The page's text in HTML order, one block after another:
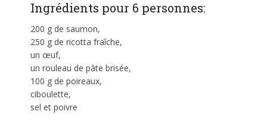
Ingrédients pour 6 personnes:
200 g de saumon,
250 g de ricotta fraîche,
un œuf,
un rouleau de pâte brisée,
100 g de poireaux,
ciboulette,
sel et poivre